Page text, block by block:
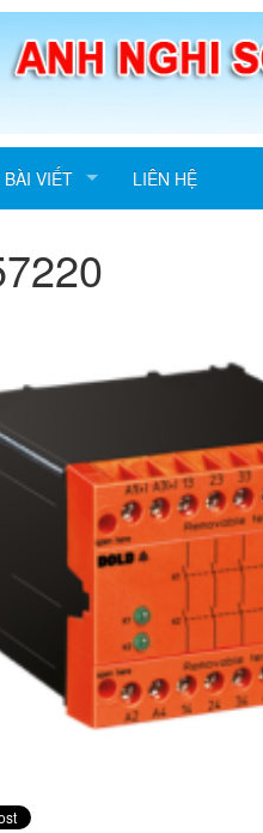
BÀI VIẾT LIÊN HỆ